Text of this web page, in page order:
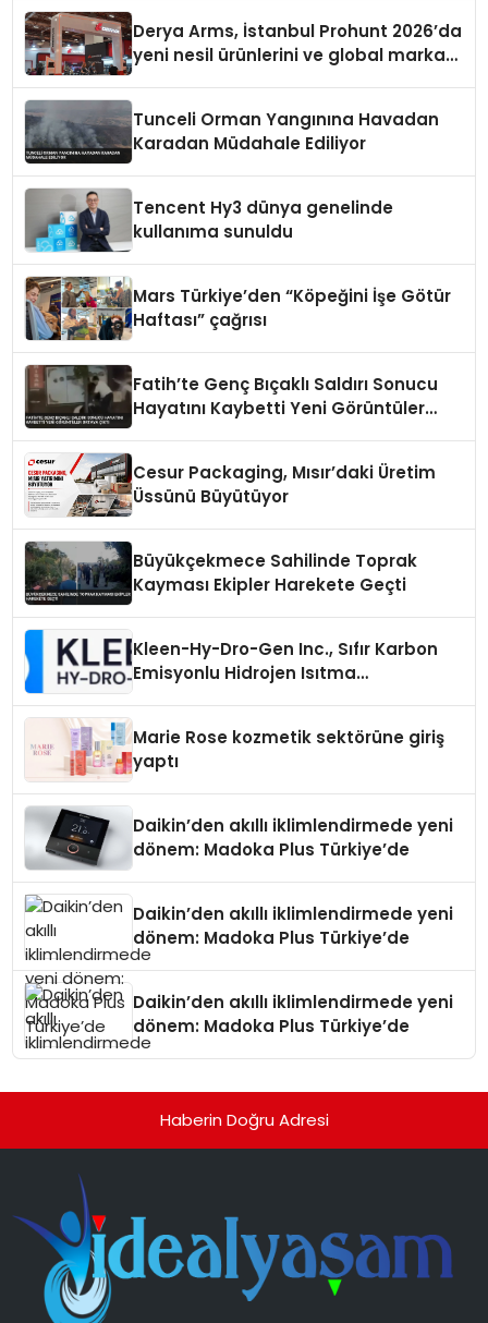
Derya Arms, İstanbul Prohunt 2026’da
yeni nesil ürünlerini ve global marka
Tunceli Orman Yangınına Havadan
Karadan Müdahale Ediliyor
Tencent Hy3 dünya genelinde
kullanıma sunuldu
Mars Türkiye’den “Köpeğini İşe Götür
Haftası” çağrısı
Fatih’te Genç Bıçaklı Saldırı Sonucu
Hayatını Kaybetti Yeni Görüntüler
Cesur Packaging, Mısır’daki Üretim
Üssünü Büyütüyor
Büyükçekmece Sahilinde Toprak
Kayması Ekipler Harekete Geçti
Kleen-Hy-Dro-Gen Inc., Sıfır Karbon
Emisyonlu Hidrojen Isıtma
Marie Rose kozmetik sektörüne giriş
yaptı
Daikin’den akıllı iklimlendirmede yeni
dönem: Madoka Plus Türkiye’de
Daikin’den akıllı iklimlendirmede yeni
dönem: Madoka Plus Türkiye’de
Daikin’den akıllı iklimlendirmede yeni
dönem: Madoka Plus Türkiye’de
Haberin Doğru Adresi